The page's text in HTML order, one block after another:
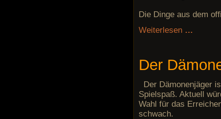
Die Dinge aus dem
Weiterlesen …
Der
Der Dämonenjäger
Spielspaß. Aktuell
Wahl für das
schwach.